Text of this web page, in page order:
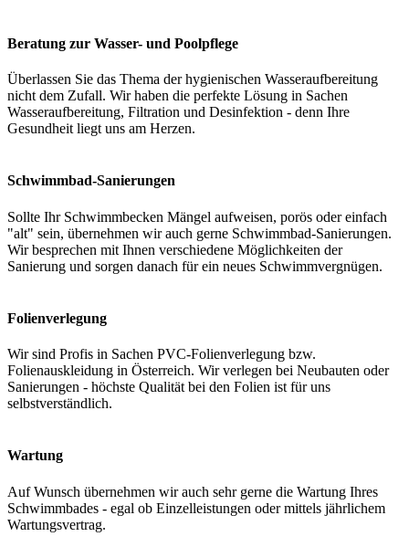
Beratung zur Wasser- und Poolpflege
Überlassen Sie das Thema der hygienischen Wasseraufbereitung
nicht dem Zufall. Wir haben die perfekte Lösung in Sachen
Wasseraufbereitung, Filtration und Desinfektion - denn Ihre
Gesundheit liegt uns am Herzen.
Schwimmbad-Sanierungen
Sollte Ihr Schwimmbecken Mängel aufweisen, porös oder einfach
"alt" sein, übernehmen wir auch gerne Schwimmbad-Sanierungen.
Wir besprechen mit Ihnen verschiedene Möglichkeiten der
Sanierung und sorgen danach für ein neues Schwimmvergnügen.
Folienverlegung
Wir sind Profis in Sachen PVC-Folienverlegung bzw.
Folienauskleidung in Österreich. Wir verlegen bei Neubauten oder
Sanierungen - höchste Qualität bei den Folien ist für uns
selbstverständlich.
Wartung
Auf Wunsch übernehmen wir auch sehr gerne die Wartung Ihres
Schwimmbades - egal ob Einzelleistungen oder mittels jährlichem
Wartungsvertrag.